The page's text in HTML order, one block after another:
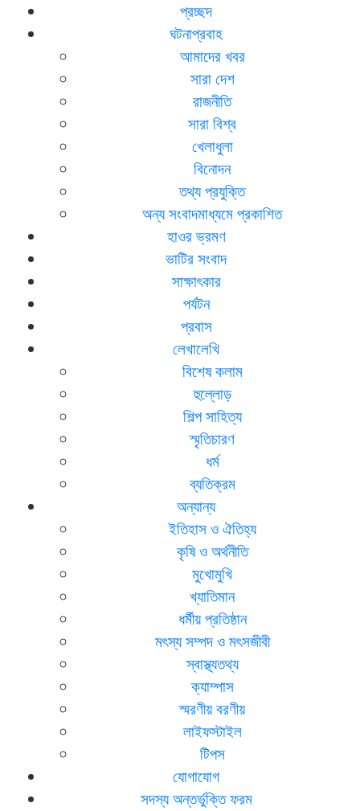
প্রচ্ছদ
ঘটনাপ্রবাহ
আমাদের খবর
সারা দেশ
রাজনীতি
সারা বিশ্ব
খেলাধুলা
বিনোদন
তথ্য প্রযুক্তি
অন্য সংবাদমাধ্যমে প্রকাশিত
হাওর ভ্রমণ
ভাটির সংবাদ
সাক্ষাৎকার
পর্যটন
প্রবাস
লেখালেখি
বিশেষ কলাম
হুল্লোড়
শিল্প সাহিত্য
স্মৃতিচারণ
ধর্ম
ব্যতিক্রম
অন্যান্য
ইতিহাস ও ঐতিহ্য
কৃষি ও অর্থনীতি
মুখোমুখি
খ্যাতিমান
ধর্মীয় প্রতিষ্ঠান
মৎস্য সম্পদ ও মৎসজীবী
স্বাস্থ্যতথ্য
ক্যাম্পাস
স্মরণীয় বরণীয়
লাইফস্টাইল
টিপস
যোগাযোগ
সদস্য অন্তর্ভুক্তি ফরম